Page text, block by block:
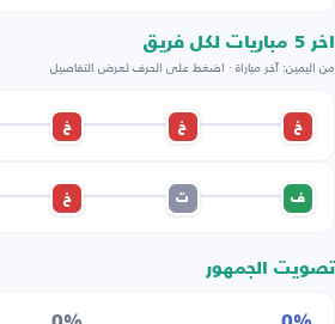
اخر 5 مباريات لكل فريق
من اليمين: آخر مباراة · اضغط على الحرف لعرض التفاصيل
خ خ خ
ف ت خ
تصويت الجمهور